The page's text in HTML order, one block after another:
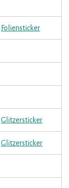
Foliensticker
Glitzersticker
Glitzersticker